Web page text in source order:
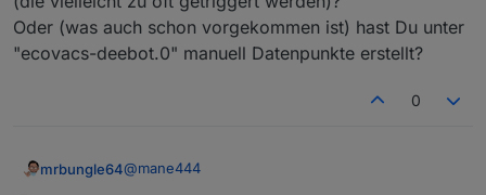
beobachten.
Oder (was auch schon vorgekommen ist) hast Du unter
"ecovacs-deebot.0" manuell Datenpunkte erstellt?
0
mrbungle64@mane444